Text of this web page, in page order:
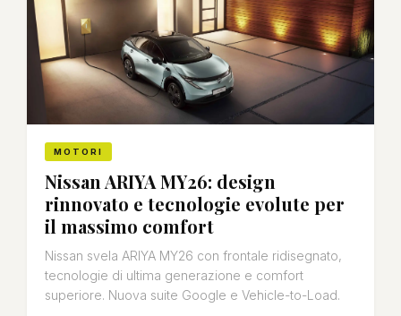
MOTORI
Nissan ARIYA MY26: design
rinnovato e tecnologie evolute per
il massimo comfort
Nissan svela ARIYA MY26 con frontale ridisegnato,
tecnologie di ultima generazione e comfort
superiore. Nuova suite Google e Vehicle-to-Load.